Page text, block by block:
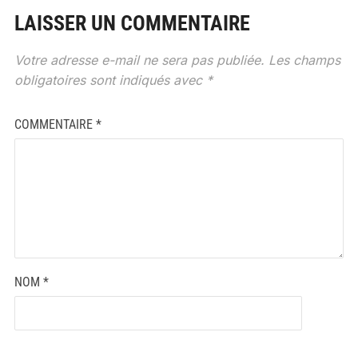
LAISSER UN COMMENTAIRE
Votre adresse e-mail ne sera pas publiée. Les champs
obligatoires sont indiqués avec *
COMMENTAIRE *
NOM *